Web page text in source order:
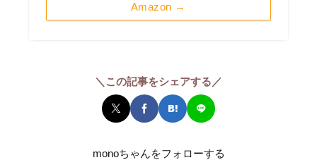
Amazon →
＼この記事をシェアする／
monoちゃんをフォローする